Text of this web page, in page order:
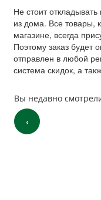
Не стоит
из дома. Все товары,
магазине, всегда
Поэтому заказ будет
отправлен в любой
система скидок, а
Вы недавно
‹